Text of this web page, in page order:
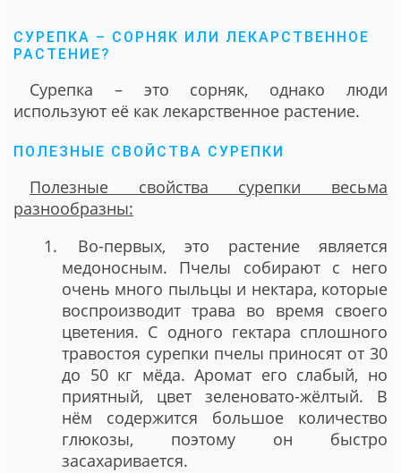
СУРЕПКА – СОРНЯК ИЛИ ЛЕКАРСТВЕННОЕ
РАСТЕНИЕ?
Сурепка – это сорняк, однако люди
используют её как лекарственное растение.
ПОЛЕЗНЫЕ СВОЙСТВА СУРЕПКИ
Полезные свойства сурепки весьма
разнообразны:
Во-первых, это растение является
медоносным. Пчелы собирают с него
очень много пыльцы и нектара, которые
воспроизводит трава во время своего
цветения. С одного гектара сплошного
травостоя сурепки пчелы приносят от 30
до 50 кг мёда. Аромат его слабый, но
приятный, цвет зеленовато-жёлтый. В
нём содержится большое количество
глюкозы, поэтому он быстро
засахаривается.